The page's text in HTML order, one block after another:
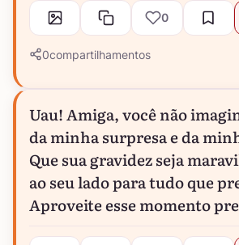
0
0compartilhamentos
Uau! Amiga, você não
da minha surpresa e da
Que sua gravidez seja
ao seu lado para tudo que
Aproveite esse momento